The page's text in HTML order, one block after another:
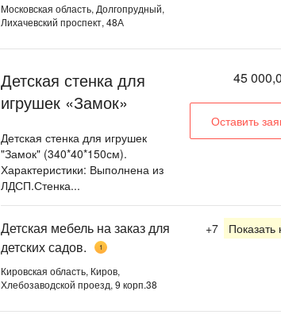
Московская область, Долгопрудный,
Лихачевский проспект, 48А
Детская стенка для
игрушек «Замок»
Детская стенка для игрушек
"Замок" (340*40*150см).
Характеристики: Выполнена из
ЛДСП.Стенка...
45
Оставить
Детская мебель на заказ для
детских садов.
1
Кировская область, Киров,
Хлебозаводской проезд, 9 корп.38
+7